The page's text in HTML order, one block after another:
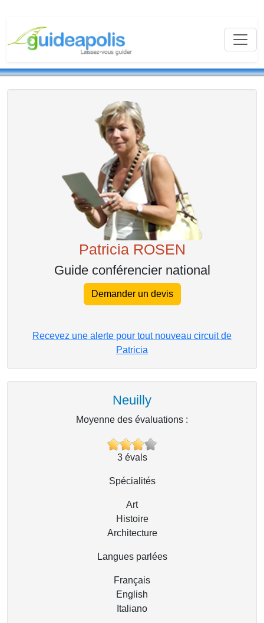
Patricia ROSEN
Guide conférencier national
Demander un devis
Recevez une alerte pour tout nouveau circuit de
Patricia
Neuilly
Moyenne des évaluations :
3évals
Spécialités
Art
Histoire
Architecture
Langues parlées
Français
English
Italiano